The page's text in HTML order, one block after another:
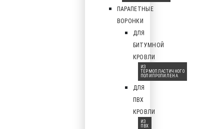
ПАРАПЕТНЫЕ
ВОРОНКИ
ДЛЯ
БИТУМНОЙ
КРОВЛИ
ИЗ
ТЕРМОПЛАСТИЧНОГО
ПОЛИПРОПИЛЕНА
ДЛЯ
ПВХ
КРОВЛИ
ИЗ
ПВХ